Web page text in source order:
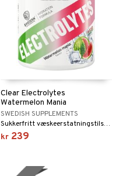
Clear Electrolytes
Watermelon Mania
SWEDISH SUPPLEMENTS
Sukkerfritt væskeerstatningstilskudd med melonsmak som kombinerer kokosvannpulver med nøye utvalgte mineraler.
kr 239